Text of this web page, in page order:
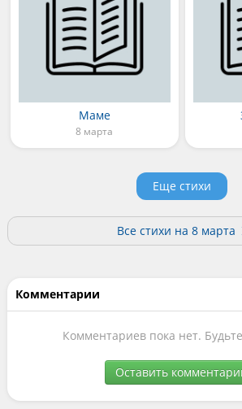
Маме
8 марта
Еще стихи
Все стихи на 8 марта
Комментарии
Комментариев пока нет.
Оставить